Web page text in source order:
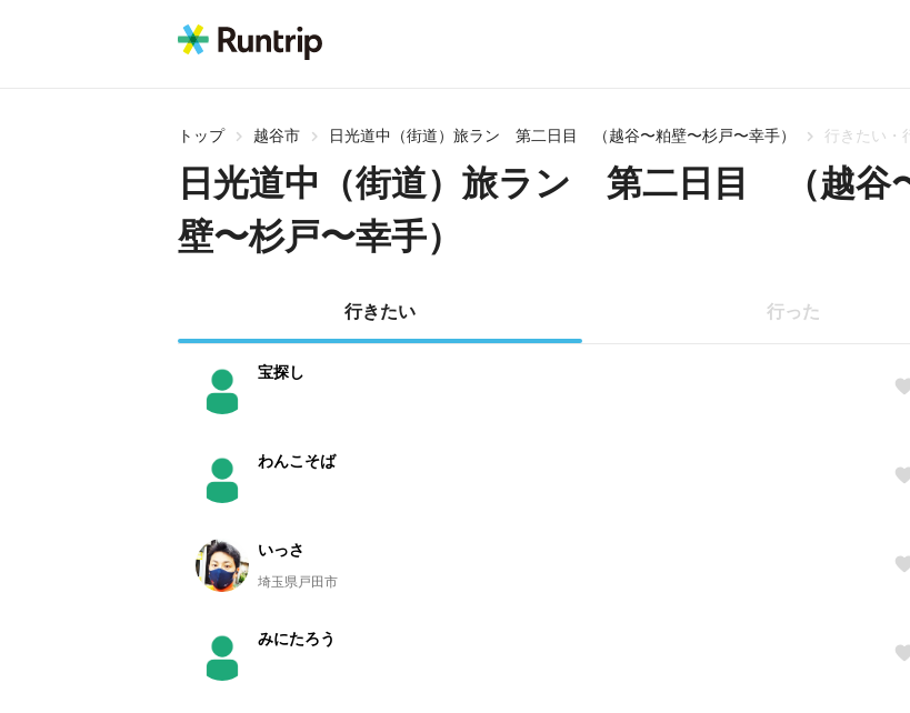
トップ 越谷市 日光道中（街道）旅ラン 第二日目 （越谷〜粕壁〜杉戸〜幸手） 行きたい・
日光道中（街道）旅ラン 第二日目 （越谷
壁〜杉戸〜幸手）
行きたい 行った
宝探し
わんこそば
いっさ
埼玉県戸田市
みにたろう